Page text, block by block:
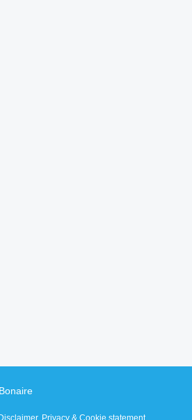
Disclaimer, Privacy & Cookie statement